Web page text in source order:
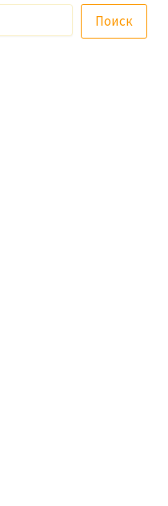
Поиск